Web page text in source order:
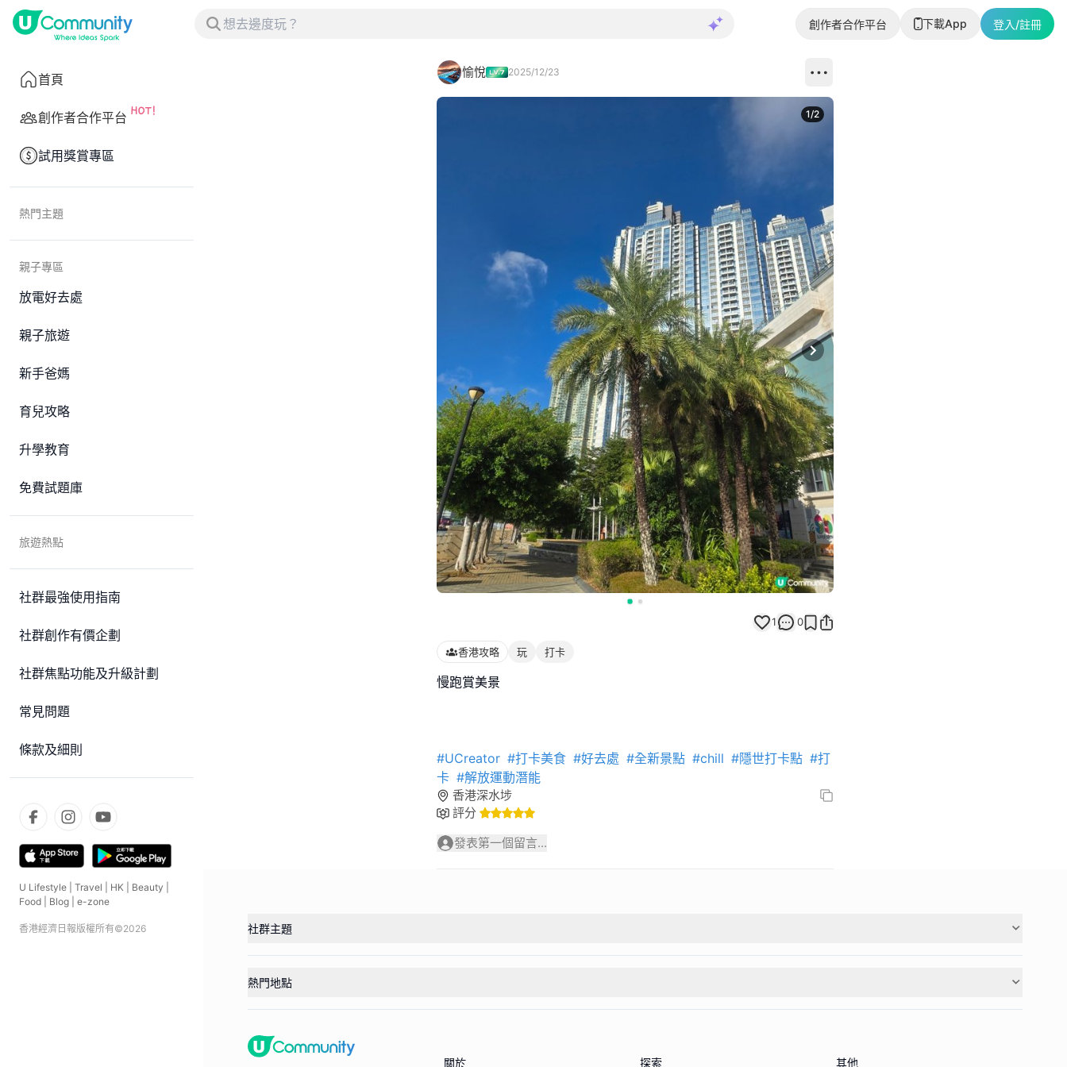
創作者合作平台 下載App 登入/註冊
首頁
創作者合作平台
試用獎賞專區
熱門主題
親子專區
放電好去處
親子旅遊
新手爸媽
育兒攻略
升學教育
免費試題庫
旅遊熱點
社群最強使用指南
社群創作有價企劃
社群焦點功能及升級計劃
常見問題
條款及細則
U Lifestyle Travel HK Beauty
Food
Blog e-zone
香港經濟日報版權所有©2026
愉悅 2025/12/23
Next slide
1/2
1 0
香港攻略 玩 打卡
慢跑賞美景
#UCreator #打卡美食 #好去處 #全新景點 #chill #隱世打卡點 #打
卡 #解放運動潛能
香港深水埗
評分
發表第一個留言...
社群主題
熱門地點
關於 探索 其他